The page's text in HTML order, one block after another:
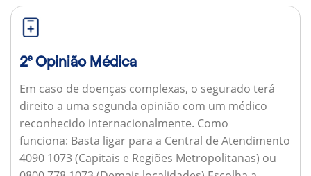
2ª Opinião Médica
Em caso de doenças complexas, o segurado terá
direito a uma segunda opinião com um médico
reconhecido internacionalmente. Como
funciona: Basta ligar para a Central de Atendimento
4090 1073 (Capitais e Regiões Metropolitanas) ou